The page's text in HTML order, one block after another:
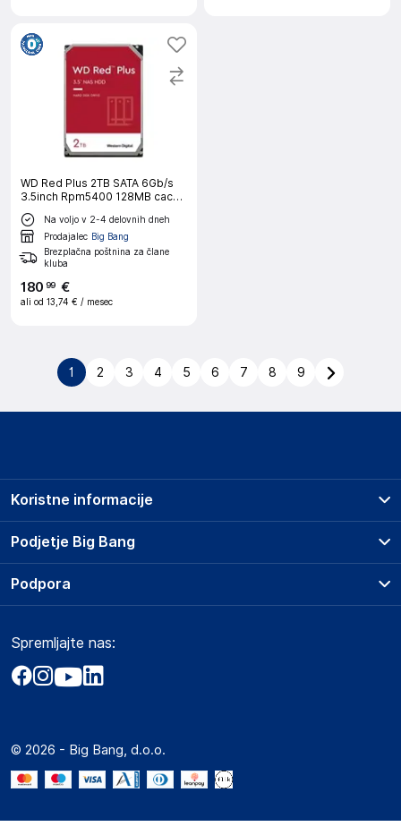
WD Red Plus 2TB SATA 6Gb/s
3.5inch Rpm5400 128MB cache
Internal HDD Bulk vgradni disk
Na voljo v 2-4 delovnih dneh
Prodajalec Big Bang
Brezplačna poštnina za člane
kluba
180 99 €
ali od 13,74 € / mesec
1 2 3 4 5 6 7 8 9
Podjetje Big Bang
O podjetju
Obvestila za javnost
Akt o digitalnih storitvah
Marketplace za partnerje
Novosti
Koristne informacije
Prodajna mesta
Storitve
Dostava, vnos in odvoz
Zavarovanje izdelkov
Podpora
Marketplace
Kako oddati naročilo?
Spremljajte nas:
© 2026 - Big Bang, d.o.o.